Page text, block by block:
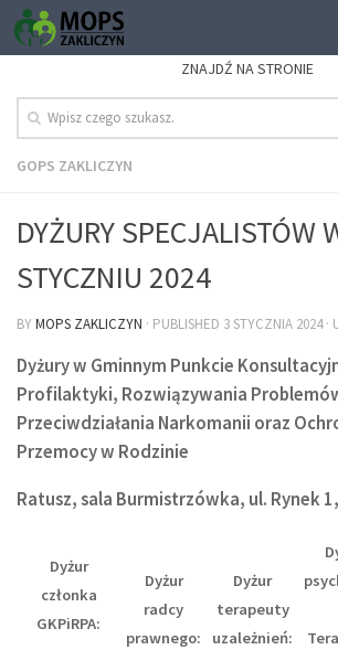
ZNAJDŹ NA STRONIE
GOPS ZAKLICZYN
DYŻURY SPECJALISTÓW
STYCZNIU 2024
BYMOPS ZAKLICZYN · PUBLISHED 3 STYCZNIA 2024·
Dyżury w Gminnym Punkcie
Profilaktyki, Rozwiązywania
Przeciwdziałania Narkomanii oraz
Przemocy w Rodzinie
Ratusz, sala Burmistrzówka, ul. Rynek
Dyżur
członka
GKPiRPA:
Dyżur
radcy
prawnego:
Dyżur
terapeuty
uzależnień: